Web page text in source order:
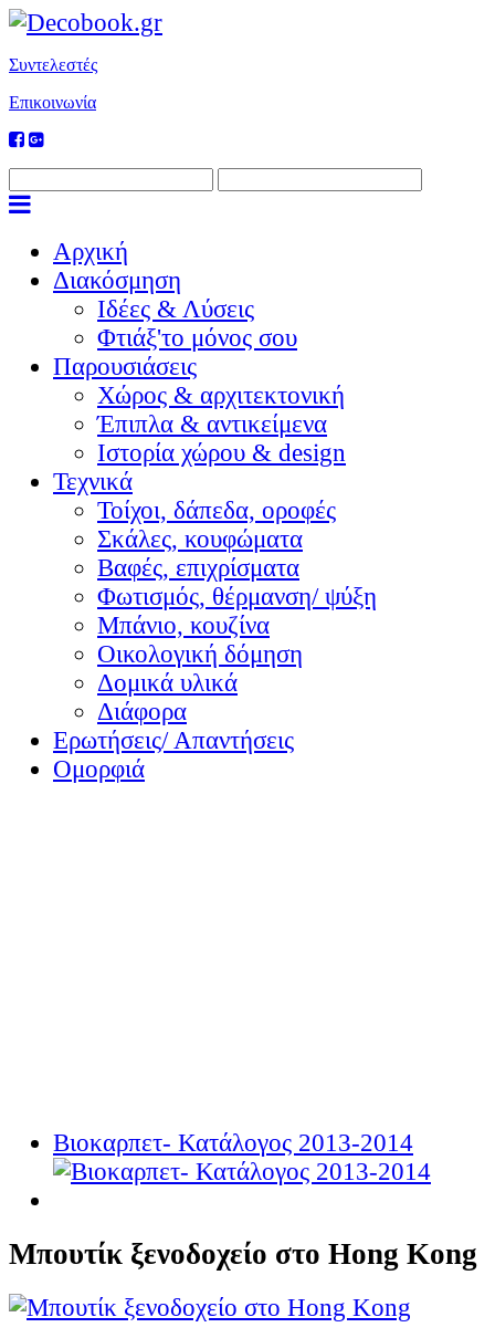
Συντελεστές
Επικοινωνία
Αρχική
Διακόσμηση
Ιδέες & Λύσεις
Φτιάξ'το μόνος σου
Παρουσιάσεις
Χώρος & αρχιτεκτονική
Έπιπλα & αντικείμενα
Ιστορία χώρου & design
Τεχνικά
Τοίχοι, δάπεδα, οροφές
Σκάλες, κουφώματα
Βαφές, επιχρίσματα
Φωτισμός, θέρμανση/ ψύξη
Μπάνιο, κουζίνα
Οικολογική δόμηση
Δομικά υλικά
Διάφορα
Ερωτήσεις/ Απαντήσεις
Ομορφιά
Βιοκαρπετ- Κατάλογος 2013-2014
Μπουτίκ ξενοδοχείο στο Hong Kong